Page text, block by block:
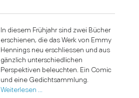
In diesem Frühjahr sind zwei Bücher
erschienen, die das Werk von Emmy
Hennings neu erschliessen und aus
gänzlich unterschiedlichen
Perspektiven beleuchten. Ein Comic
und eine Gedichtsammlung.
Weiterlesen …